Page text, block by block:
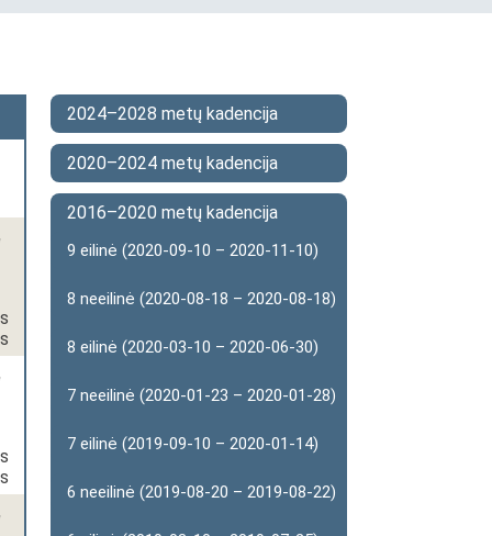
2024–2028 metų kadencija
2020–2024 metų kadencija
2016–2020 metų kadencija
9 eilinė (2020-09-10 – 2020-11-10)
8 neeilinė (2020-08-18 – 2020-08-18)
8 eilinė (2020-03-10 – 2020-06-30)
7 neeilinė (2020-01-23 – 2020-01-28)
7 eilinė (2019-09-10 – 2020-01-14)
6 neeilinė (2019-08-20 – 2019-08-22)